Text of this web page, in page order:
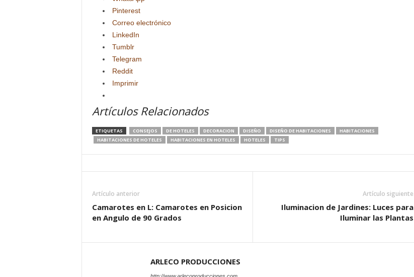
Pinterest
Correo electrónico
LinkedIn
Tumblr
Telegram
Reddit
Imprimir
Artículos Relacionados
ETIQUETAS CONSEJOS DE HOTELES DECORACION DISEÑO DISEÑO DE HABITACIONES
HABITACIONES
HABITACIONES DE HOTELES
HABITACIONES EN HOTELES HOTELES TIPS
Artículo anterior
Camarotes en L: Camarotes en Posicion
en Angulo de 90 Grados
Artículo siguiente
Iluminacion de Jardines: Luces para
Iluminar las Plantas
ARLECO PRODUCCIONES